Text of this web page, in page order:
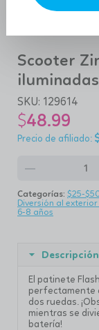
Scooter
iluminadas
SKU: 129614
$48.99
remove
Categorías: $25-
Diversión al exterior
6-8 años
Descripción
El patinete
perfectamente
dos ruedas.
mientras se
batería!